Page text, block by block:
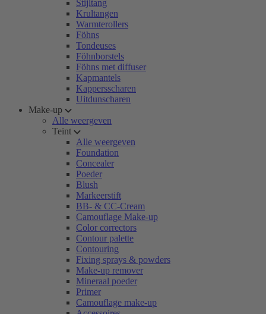
Stijltang
Krultangen
Warmterollers
Föhns
Tondeuses
Föhnborstels
Föhns met diffuser
Kapmantels
Kappersscharen
Uitdunscharen
Make-up
Alle weergeven
Teint
Alle weergeven
Foundation
Concealer
Poeder
Blush
Markeerstift
BB- & CC-Cream
Camouflage Make-up
Color correctors
Contour palette
Contouring
Fixing sprays & powders
Make-up remover
Mineraal poeder
Primer
Camouflage make-up